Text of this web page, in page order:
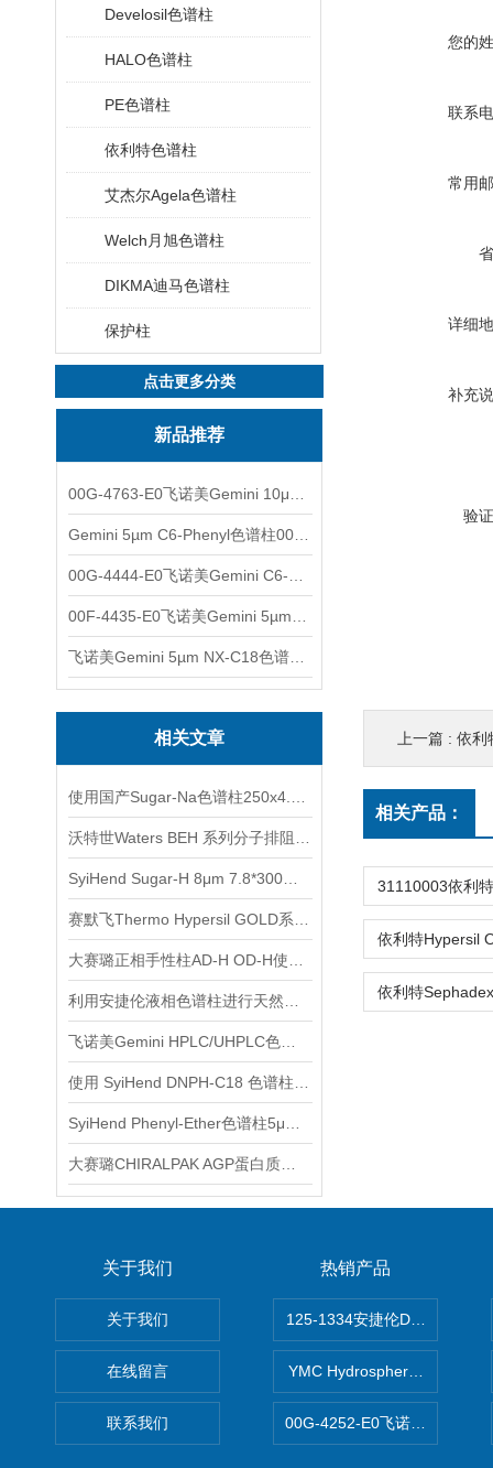
Develosil色谱柱
HALO色谱柱
PE色谱柱
依利特色谱柱
艾杰尔Agela色谱柱
Welch月旭色谱柱
DIKMA迪马色谱柱
保护柱
点击更多分类
新品推荐
相关文章
您的
联系
常用
详细
补充
验
上一篇 : 依利
相关产品：
关于我们
关于我们
在线留言
联系我们
热销产品
125-1334安捷伦DB-624色谱
YMC Hydrosphere C18亲水
00G-4252-E0飞诺美Luna